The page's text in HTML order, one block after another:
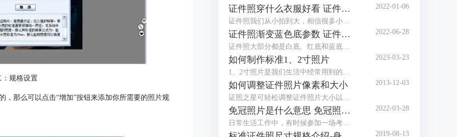
：规格设置
，那么可以点击“增加”按钮来添加你所需要的照片规
证件照穿什么衣服好看 证件照衣服素材
证件照我们从小拍到大，相信很多小伙伴都发现了几乎每个照相馆都会准备两套衣服，有时候会叫我们换上他们准备的衣服拍摄。一般这种情况都是因为我们拍摄的时候穿的衣服不对，最常见的问题就是颜色与拍摄的背景色太相似，所以需要换装。那么今天就来给大家讲讲拍证件照穿什么衣服好看以及有哪些证件照衣服素材。
2022-01-06
证件照渐变蓝色底参数 证件照渐变蓝背景怎么设置
证件照大部分都是白底、红底和蓝底，但还有一种是渐变蓝色底，有时候单位会特别指定证件照要用渐变蓝色底，那么，证件照渐变蓝色底参数是多少呢？证件照渐变蓝背景怎么设置？下面就跟着小编一起来看看吧。
2022-06-28
如何制作标准1、2寸照片
1、2寸照片是我们生活中经常用到的照片，本文主要介绍了如何使用证照之星来制作标准的1、2寸照片，包括规格设置、裁剪照片、色彩修正、背景处理等。
2023-03-23
如何调整证件照片像素和大小
证照之星可轻松调整证件照片大小以及证件照片的像素，让照片制作调整简单就能够完成。
2013-12-03
免冠照片是什么意思 免冠照片是什么底
日常生活工作中，有时候参加一场考试或者办理一个证件都需要本人的免冠照片，那么，免冠照片是什么意思，免冠照片是什么底，这些你知道吗？今天小编就和大家分享一下。
2022-03-28
2019-08-13